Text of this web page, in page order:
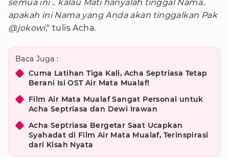
semua ini .. kalau Mati hanyalah tinggal Nama..
apakah ini Nama yang Anda akan tinggalkan Pak
@jokowi," tulis Acha.
Baca Juga :
Cuma Latihan Tiga Kali, Acha Septriasa Tetap
Berani Isi OST Air Mata Mualaf!
Film Air Mata Mualaf Sangat Personal untuk
Acha Septriasa dan Dewi Irawan
Acha Septriasa Bergetar Saat Ucapkan
Syahadat di Film Air Mata Mualaf, Terinspirasi
dari Kisah Nyata